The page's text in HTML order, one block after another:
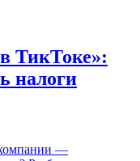
ТикТоке»:
налоги